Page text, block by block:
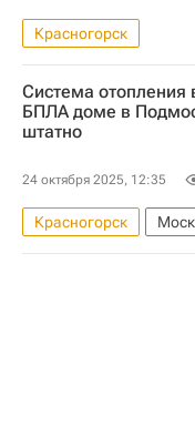
Красногорск
Московская область
Система отопления
БПЛА доме в
штатно
24 октября 2025, 12:35
Красногорск
Московская область